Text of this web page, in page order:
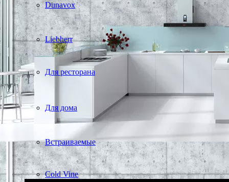
Dunavox
Liebherr
Для ресторана
Для дома
Встраиваемые
Cold Vine